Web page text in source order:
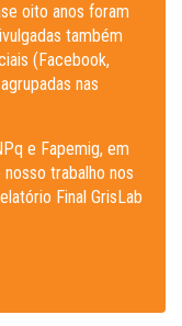
oito anos foram
também
(Facebook,
nas
e Fapemig, em
trabalho nos
Final GrisLab